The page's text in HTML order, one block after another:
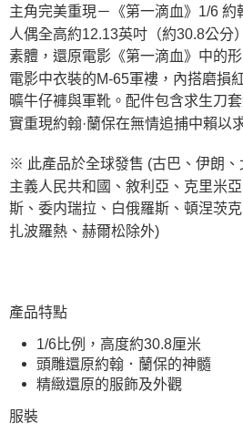
主角完美重現－《第一滴血》1/6
人偶全高約12.13英吋（約30.8公分
素體，還原電影《第一滴血》中的
電影中衣裝的M-65軍褸，內搭磨損
曠牛仔褲與軍靴。配件包含求生刀
實重現約翰·蘭保在無情追捕中賴以
※ 此產品於全球發售 (古巴、伊朗
主義人民共和國、敘利亞、克里米
斯、委内瑞拉、白俄羅斯、頓涅茨
扎波羅熱、赫爾松除外)
產品特點
1/6比例，高度約30.8厘米
頭雕還原約翰．蘭保的神髓
精緻還原的服飾及外觀
服裝